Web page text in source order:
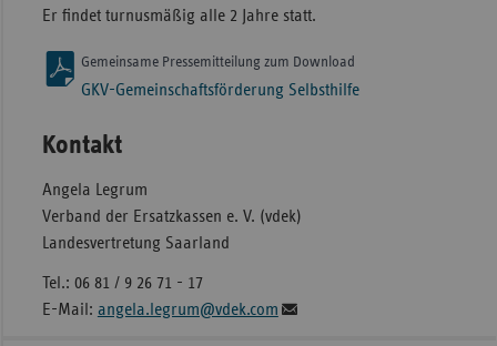
Er findet turnusmäßig alle 2 Jahre statt.
Gemeinsame Pressemitteilung zum Download
GKV-Gemeinschaftsförderung Selbsthilfe
Kontakt
Angela Legrum
Verband der Ersatzkassen e. V. (vdek)
Landesvertretung Saarland
Tel.: 06 81 / 9 26 71 - 17
E-Mail: angela.legrum@vdek.com